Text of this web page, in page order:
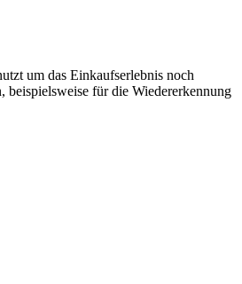
um das Einkaufserlebnis noch
beispielsweise für die Wiedererkennung